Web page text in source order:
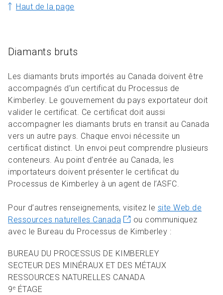
Haut de la page
Diamants bruts
Les diamants bruts importés au Canada doivent être
accompagnés d’un certificat du Processus de
Kimberley. Le gouvernement du pays exportateur doit
valider le certificat. Ce certificat doit aussi
accompagner les diamants bruts en transit au Canada
vers un autre pays. Chaque envoi nécessite un
certificat distinct. Un envoi peut comprendre plusieurs
conteneurs. Au point d’entrée au Canada, les
importateurs doivent présenter le certificat du
Processus de Kimberley à un agent de l’ASFC.
Pour d’autres renseignements, visitez le site Web de
Ressources naturelles Canada
ou communiquez
avec le Bureau du Processus de Kimberley :
BUREAU DU PROCESSUS DE KIMBERLEY
SECTEUR DES MINÉRAUX ET DES MÉTAUX
RESSOURCES NATURELLES CANADA
9e
ÉTAGE